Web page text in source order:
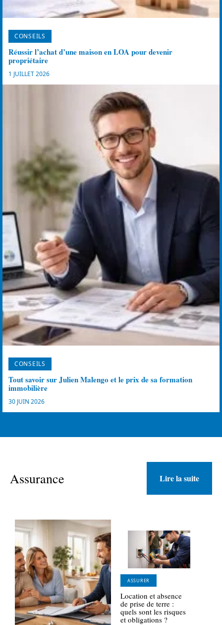
CONSEILS
Réussir l’achat d’une maison en LOA pour devenir
propriétaire
1 JUILLET 2026
CONSEILS
Tout savoir sur Julien Malengo et le prix de sa formation
immobilière
30 JUIN 2026
Assurance Lire la suite
ASSURER
Location et absence
de prise de terre :
quels sont les risques
et obligations ?